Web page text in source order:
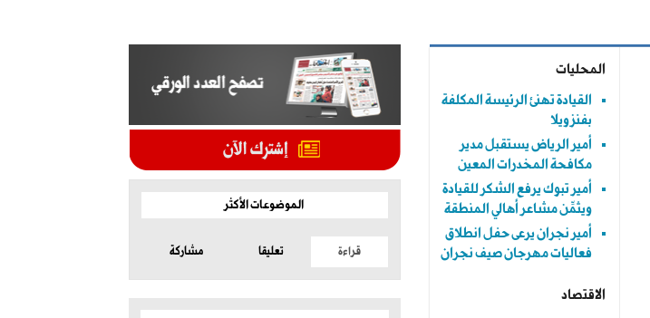
المحليات
القيادة تهنئ الرئيسة المكلفة
بفنزويلا
أمير الرياض يستقبل مدير
مكافحة المخدرات المعين
أمير تبوك يرفع الشكر للقيادة
ويثمِّن مشاعر أهالي المنطقة
أمير نجران يرعى حفل انطلاق
فعاليات مهرجان صيف نجران
الاقتصاد
الموضوعات الأكثر
قراءة تعليقا مشاركة